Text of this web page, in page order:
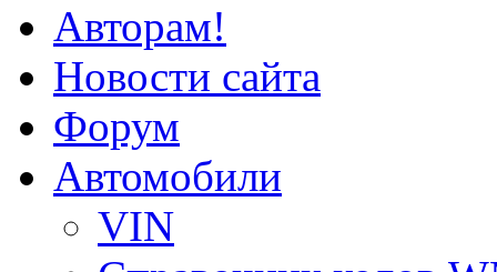
Авторам!
Новости сайта
Форум
Автомобили
VIN